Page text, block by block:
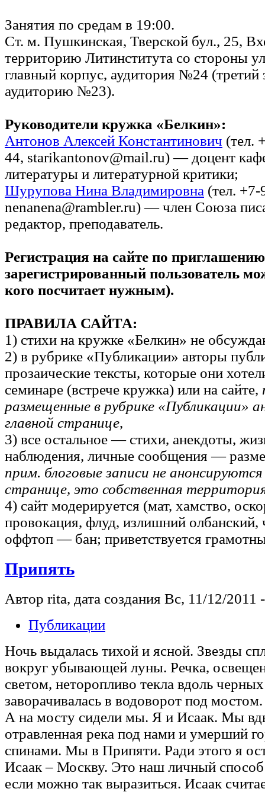
Занятия по средам в 19:00.
Ст. м. Пушкинская, Тверской бул., 25,
территорию Литинститута со стороны
главный корпус, аудитория №24 (третий
аудиторию №23).
Руководители кружка «Белкин»:
Антонов Алексей Константинович (тел.
44, starikantonov@mail.ru) — доцент
литературы и литературной критики;
Шурупова Нина Владимировна (тел.
nenanena@rambler.ru) — член Союза
редактор, преподаватель.
Регистрация на сайте по
зарегистрированный пользователь
кого посчитает нужным).
ПРАВИЛА САЙТА:
1) стихи на кружке «Белкин» не
2) в рубрике «Публикации» авторы
прозаические тексты, которые они
семинаре (встрече кружка) или на сайте,
размещенные в рубрике «Публикации»
главной странице,
3) все остальное — стихи, анекдоты,
наблюдения, личные сообщения —
прим. блоговые записи не анонсируются
странице, это собственная
4) сайт модерируется (мат, хамство,
провокация, флуд, излишний олбанский,
оффтоп — бан; приветствуется
Припять
Автор rita, дата создания Вс, 11/12/2011
Публикации
Ночь выдалась тихой и ясной. Звезды
вокруг убывающей луны. Речка,
светом, неторопливо текла вдоль
заворачивалась в водоворот под мостом.
А на мосту сидели мы. Я и Исаак. Мы
отравленная река под нами и умерший
спинами. Мы в Припяти. Ради этого я
Исаак – Москву. Это наш личный способ
если можно так выразиться. Исаак